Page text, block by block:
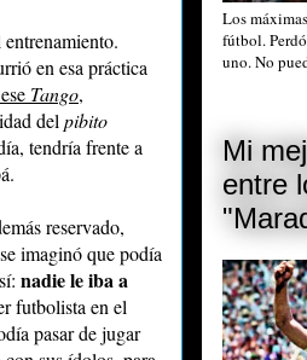
en esa práctica
Tango,
del pibito
tendría frente a
reservado,
imaginó que podía
nadie le iba a
futbolista en el
pasar de jugar
Los
fútbol.
uno. No
Mi
entre